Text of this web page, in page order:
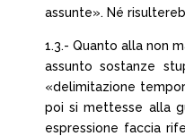
assunte». Né
1.3.- Quanto alla non
assunto sostanze
«delimitazione
poi si mettesse alla
espressione faccia